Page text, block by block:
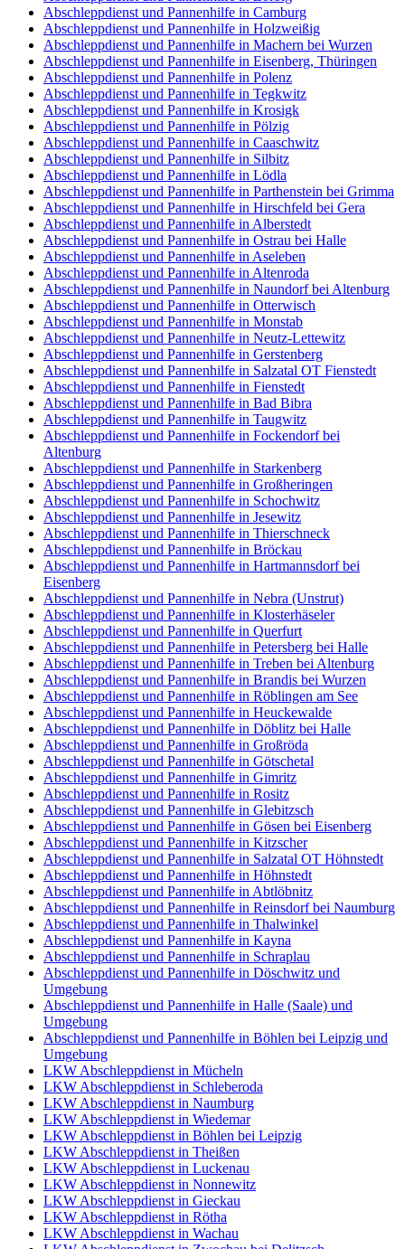
Abschleppdienst und Pannenhilfe in Camburg
Abschleppdienst und Pannenhilfe in Holzweißig
Abschleppdienst und Pannenhilfe in Machern bei Wurzen
Abschleppdienst und Pannenhilfe in Eisenberg, Thüringen
Abschleppdienst und Pannenhilfe in Polenz
Abschleppdienst und Pannenhilfe in Tegkwitz
Abschleppdienst und Pannenhilfe in Krosigk
Abschleppdienst und Pannenhilfe in Pölzig
Abschleppdienst und Pannenhilfe in Caaschwitz
Abschleppdienst und Pannenhilfe in Silbitz
Abschleppdienst und Pannenhilfe in Lödla
Abschleppdienst und Pannenhilfe in Parthenstein bei Grimma
Abschleppdienst und Pannenhilfe in Hirschfeld bei Gera
Abschleppdienst und Pannenhilfe in Alberstedt
Abschleppdienst und Pannenhilfe in Ostrau bei Halle
Abschleppdienst und Pannenhilfe in Aseleben
Abschleppdienst und Pannenhilfe in Altenroda
Abschleppdienst und Pannenhilfe in Naundorf bei Altenburg
Abschleppdienst und Pannenhilfe in Otterwisch
Abschleppdienst und Pannenhilfe in Monstab
Abschleppdienst und Pannenhilfe in Neutz-Lettewitz
Abschleppdienst und Pannenhilfe in Gerstenberg
Abschleppdienst und Pannenhilfe in Salzatal OT Fienstedt
Abschleppdienst und Pannenhilfe in Fienstedt
Abschleppdienst und Pannenhilfe in Bad Bibra
Abschleppdienst und Pannenhilfe in Taugwitz
Abschleppdienst und Pannenhilfe in Fockendorf bei
Altenburg
Abschleppdienst und Pannenhilfe in Starkenberg
Abschleppdienst und Pannenhilfe in Großheringen
Abschleppdienst und Pannenhilfe in Schochwitz
Abschleppdienst und Pannenhilfe in Jesewitz
Abschleppdienst und Pannenhilfe in Thierschneck
Abschleppdienst und Pannenhilfe in Bröckau
Abschleppdienst und Pannenhilfe in Hartmannsdorf bei
Eisenberg
Abschleppdienst und Pannenhilfe in Nebra (Unstrut)
Abschleppdienst und Pannenhilfe in Klosterhäseler
Abschleppdienst und Pannenhilfe in Querfurt
Abschleppdienst und Pannenhilfe in Petersberg bei Halle
Abschleppdienst und Pannenhilfe in Treben bei Altenburg
Abschleppdienst und Pannenhilfe in Brandis bei Wurzen
Abschleppdienst und Pannenhilfe in Röblingen am See
Abschleppdienst und Pannenhilfe in Heuckewalde
Abschleppdienst und Pannenhilfe in Döblitz bei Halle
Abschleppdienst und Pannenhilfe in Großröda
Abschleppdienst und Pannenhilfe in Götschetal
Abschleppdienst und Pannenhilfe in Gimritz
Abschleppdienst und Pannenhilfe in Rositz
Abschleppdienst und Pannenhilfe in Glebitzsch
Abschleppdienst und Pannenhilfe in Gösen bei Eisenberg
Abschleppdienst und Pannenhilfe in Kitzscher
Abschleppdienst und Pannenhilfe in Salzatal OT Höhnstedt
Abschleppdienst und Pannenhilfe in Höhnstedt
Abschleppdienst und Pannenhilfe in Abtlöbnitz
Abschleppdienst und Pannenhilfe in Reinsdorf bei Naumburg
Abschleppdienst und Pannenhilfe in Thalwinkel
Abschleppdienst und Pannenhilfe in Kayna
Abschleppdienst und Pannenhilfe in Schraplau
Abschleppdienst und Pannenhilfe in Döschwitz und
Umgebung
Abschleppdienst und Pannenhilfe in Halle (Saale) und
Umgebung
Abschleppdienst und Pannenhilfe in Böhlen bei Leipzig und
Umgebung
LKW Abschleppdienst in Mücheln
LKW Abschleppdienst in Schleberoda
LKW Abschleppdienst in Naumburg
LKW Abschleppdienst in Wiedemar
LKW Abschleppdienst in Böhlen bei Leipzig
LKW Abschleppdienst in Theißen
LKW Abschleppdienst in Luckenau
LKW Abschleppdienst in Nonnewitz
LKW Abschleppdienst in Gieckau
LKW Abschleppdienst in Rötha
LKW Abschleppdienst in Wachau